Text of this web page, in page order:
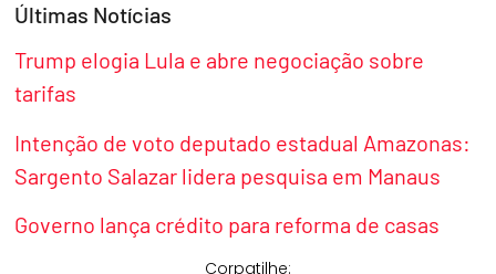
Últimas Notícias
Trump elogia Lula e abre negociação sobre
tarifas
Intenção de voto deputado estadual Amazonas:
Sargento Salazar lidera pesquisa em Manaus
Governo lança crédito para reforma de casas
Corpatilhe: